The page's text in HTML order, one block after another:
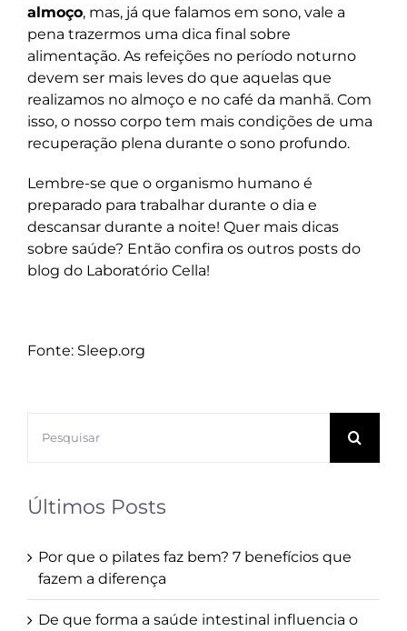
almoço, mas, já que falamos em sono, vale a
pena trazermos uma dica final sobre
alimentação. As refeições no período noturno
devem ser mais leves do que aquelas que
realizamos no almoço e no café da manhã. Com
isso, o nosso corpo tem mais condições de uma
recuperação plena durante o sono profundo.
Lembre-se que o organismo humano é
preparado para trabalhar durante o dia e
descansar durante a noite! Quer mais dicas
sobre saúde? Então confira os outros posts do
blog do Laboratório Cella!
Fonte: Sleep.org
resultados
Últimos Posts
Por que o pilates faz bem? 7 benefícios que
fazem a diferença
De que forma a saúde intestinal influencia o